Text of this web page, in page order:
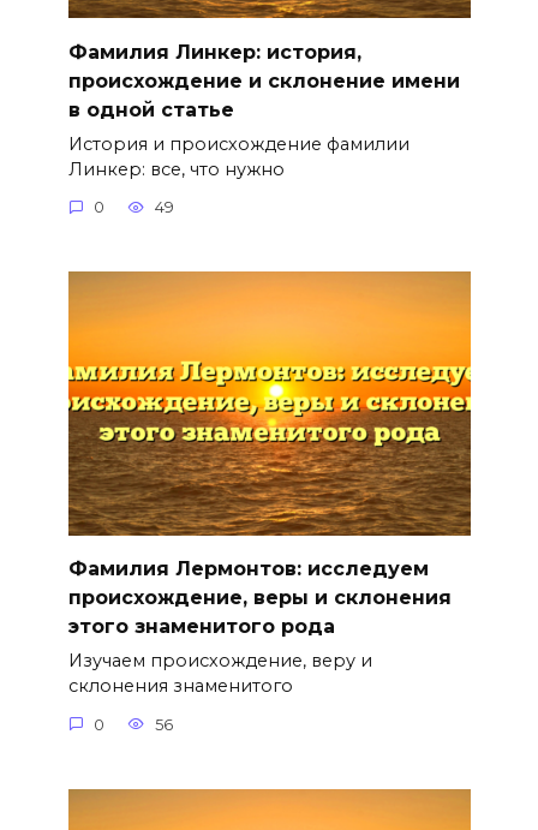
Фамилия Линкер: история,
происхождение и склонение имени
в одной статье
История и происхождение фамилии
Линкер: все, что нужно
0 49
Фамилия Лермонтов: исследуем
происхождение, веры и склонения
этого знаменитого рода
Изучаем происхождение, веру и
склонения знаменитого
0 56